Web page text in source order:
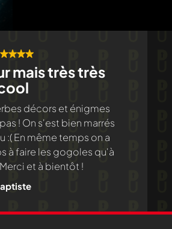
mais très très
décors et énigmes
! On s'est bien marrés
:( En même temps on a
à faire les gogoles qu'à
et à bientôt !